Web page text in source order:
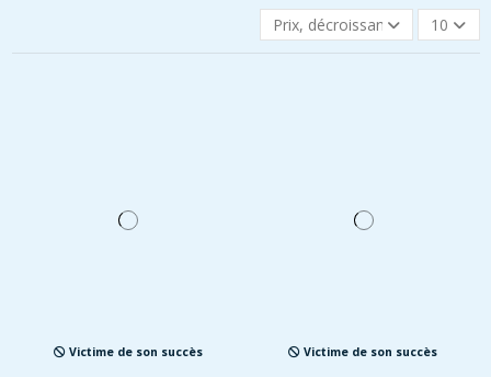
Prix, décroissant 10
Victime de son succès Victime de son succès